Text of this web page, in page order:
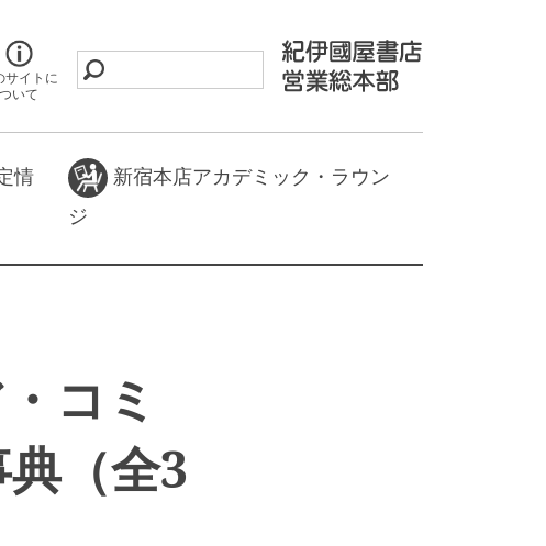
サイトに
ついて
情
新宿本店アカデミック・ラウン
ジ
コミ
（全3